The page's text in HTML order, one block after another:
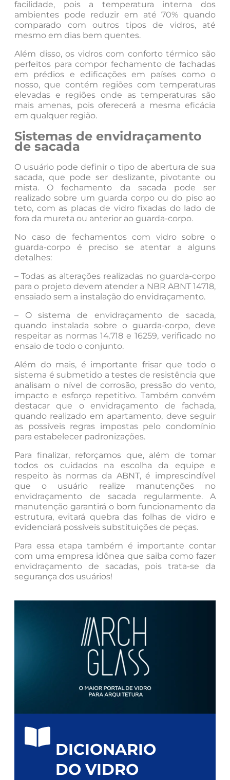
facilidade, pois a temperatura interna dos
ambientes pode reduzir em até 70% quando
comparado com outros tipos de vidros, até
mesmo em dias bem quentes.
Além disso, os vidros com conforto térmico são
perfeitos para compor fechamento de fachadas
em prédios e edificações em países como o
nosso, que contém regiões com temperaturas
elevadas e regiões onde as temperaturas são
mais amenas, pois oferecerá a mesma eficácia
em qualquer região.
Sistemas de envidraçamento
de sacada
O usuário pode definir o tipo de abertura de sua
sacada, que pode ser deslizante, pivotante ou
mista. O fechamento da sacada pode ser
realizado sobre um guarda corpo ou do piso ao
teto, com as placas de vidro fixadas do lado de
fora da mureta ou anterior ao guarda-corpo.
No caso de fechamentos com vidro sobre o
guarda-corpo é preciso se atentar a alguns
detalhes:
– Todas as alterações realizadas no guarda-corpo
para o projeto devem atender a NBR ABNT 14718,
ensaiado sem a instalação do envidraçamento.
– O sistema de envidraçamento de sacada,
quando instalada sobre o guarda-corpo, deve
respeitar as normas 14.718 e 16259, verificado no
ensaio de todo o conjunto.
Além do mais, é importante frisar que todo o
sistema é submetido a testes de resistência que
analisam o nível de corrosão, pressão do vento,
impacto e esforço repetitivo. Também convém
destacar que o envidraçamento de fachada,
quando realizado em apartamento, deve seguir
as possíveis regras impostas pelo condomínio
para estabelecer padronizações.
Para finalizar, reforçamos que, além de tomar
todos os cuidados na escolha da equipe e
respeito às normas da ABNT, é imprescindível
que o usuário realize manutenções no
envidraçamento de sacada regularmente. A
manutenção garantirá o bom funcionamento da
estrutura, evitará quebra das folhas de vidro e
evidenciará possíveis substituições de peças.
Para essa etapa também é importante contar
com uma empresa idônea que saiba como fazer
envidraçamento de sacadas, pois trata-se da
segurança dos usuários!
DICIONARIO
DO VIDRO